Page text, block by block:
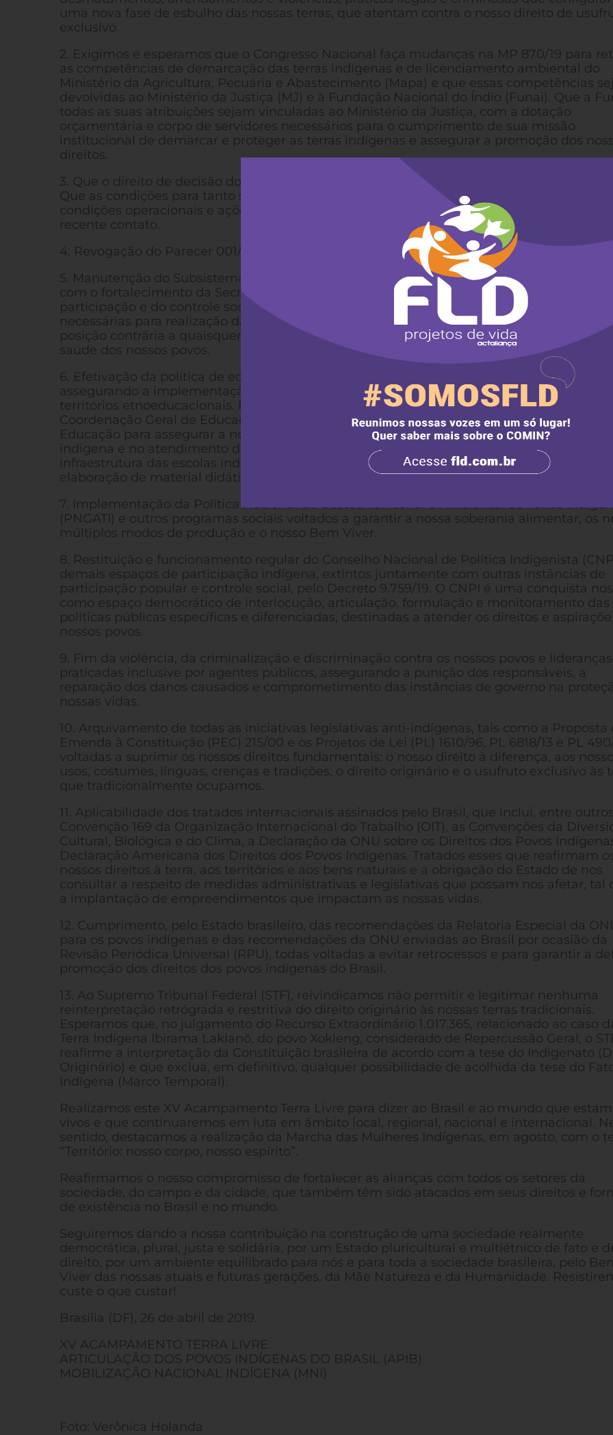
uma nova fase de esbulho das nossas terras, que atentam contra o nosso direito de
exclusivo.
2. Exigimos e esperamos que o Congresso Nacional faça mudanças na MP 870/19 para
as competências de demarcação das terras indígenas e de licenciamento ambiental do
Ministério da Agricultura, Pecuária e Abastecimento (Mapa) e que essas competências
devolvidas ao Ministério da Justiça (MJ) e à Fundação Nacional do Índio (Funai). Que a
todas as suas atribuições sejam vinculadas ao Ministério da Justiça, com a dotação
orçamentária e corpo de servidores necessários para o cumprimento de sua missão
institucional de demarcar e proteger as terras indígenas e assegurar a promoção dos
direitos.
3. Que o direito de decisão dos povos isolados de se manterem nessa condição seja
Que as condições para tanto sejam garantidas pelo Estado brasileiro com o reforço das
condições operacionais e ações de proteção aos territórios ocupados por povos isolados e
recente contato.
4. Revogação do Parecer 001/2017 da Advocacia Geral da União (AGU).
5. Manutenção do Subsistema de Saúde Indígena do SUS, que é de responsabilidade
com o fortalecimento da Secretaria Especial de Saúde Indígena (Sesai), a garantia da
participação e do controle social efetivo e autônomo dos nossos povos e as condições
necessárias para realização da VI Conferência Nacional de Saúde Indígena. Reiteramos a
posição contrária a quaisquer tentativas de municipalizar ou estadualizar o atendimento à
saúde dos nossos povos.
6. Efetivação da política de educação escolar indígena diferenciada e com qualidade,
assegurando a implementação das 25 propostas da segunda Conferência Nacional e dos
territórios etnoeducacionais. Recompor as condições e espaços institucionais, a exemplo
Coordenação Geral de Educação Escolar Indígena, na estrutura administrativa do
Educação para assegurar a nossa incidência na formulação da política de educação
indígena e no atendimento das nossas demandas que envolvem, por exemplo, a melhoria
infraestrutura das escolas indígenas, a formação e contratação dos professores indígenas,
elaboração de material didático diferenciado.
7. Implementação da Política Nacional de Gestão Territorial e Ambiental de Terras
(PNGATI) e outros programas sociais voltados a garantir a nossa soberania alimentar, os
múltiplos modos de produção e o nosso Bem Viver.
8. Restituição e funcionamento regular do Conselho Nacional de Política Indigenista
demais espaços de participação indígena, extintos juntamente com outras instâncias de
participação popular e controle social, pelo Decreto 9.759/19. O CNPI é uma conquista
como espaço democrático de interlocução, articulação, formulação e monitoramento das
políticas públicas específicas e diferenciadas, destinadas a atender os direitos e
nossos povos.
9. Fim da violência, da criminalização e discriminação contra os nossos povos e lideranças,
praticadas inclusive por agentes públicos, assegurando a punição dos responsáveis, a
reparação dos danos causados e comprometimento das instâncias de governo na
nossas vidas.
10. Arquivamento de todas as iniciativas legislativas anti-indígenas, tais como a Proposta
Emenda à Constituição (PEC) 215/00 e os Projetos de Lei (PL) 1610/96, PL 6818/13 e PL
voltadas a suprimir os nossos direitos fundamentais: o nosso direito à diferença, aos
usos, costumes, línguas, crenças e tradições, o direito originário e o usufruto exclusivo às
que tradicionalmente ocupamos.
11. Aplicabilidade dos tratados internacionais assinados pelo Brasil, que inclui, entre
Convenção 169 da Organização Internacional do Trabalho (OIT), as Convenções da
Cultural, Biológica e do Clima, a Declaração da ONU sobre os Direitos dos Povos
Declaração Americana dos Direitos dos Povos Indígenas. Tratados esses que reafirmam
nossos direitos à terra, aos territórios e aos bens naturais e a obrigação do Estado de nos
consultar a respeito de medidas administrativas e legislativas que possam nos afetar, tal
a implantação de empreendimentos que impactam as nossas vidas.
12. Cumprimento, pelo Estado brasileiro, das recomendações da Relatoria Especial da
para os povos indígenas e das recomendações da ONU enviadas ao Brasil por ocasião da
Revisão Periódica Universal (RPU), todas voltadas a evitar retrocessos e para garantir a
promoção dos direitos dos povos indígenas do Brasil.
13. Ao Supremo Tribunal Federal (STF), reivindicamos não permitir e legitimar nenhuma
reinterpretação retrógrada e restritiva do direito originário às nossas terras tradicionais.
Esperamos que, no julgamento do Recurso Extraordinário 1.017.365, relacionado ao caso
Terra Indígena Ibirama Laklanõ, do povo Xokleng, considerado de Repercussão Geral, o STF
reafirme a interpretação da Constituição brasileira de acordo com a tese do Indigenato
Originário) e que exclua, em definitivo, qualquer possibilidade de acolhida da tese do
Indígena (Marco Temporal).
Realizamos este XV Acampamento Terra Livre para dizer ao Brasil e ao mundo que
vivos e que continuaremos em luta em âmbito local, regional, nacional e internacional.
sentido, destacamos a realização da Marcha das Mulheres Indígenas, em agosto, com o
“Território: nosso corpo, nosso espírito”.
Reafirmamos o nosso compromisso de fortalecer as alianças com todos os setores da
sociedade, do campo e da cidade, que também têm sido atacados em seus direitos e
de existência no Brasil e no mundo.
Seguiremos dando a nossa contribuição na construção de uma sociedade realmente
democrática, plural, justa e solidária, por um Estado pluricultural e multiétnico de fato e
direito, por um ambiente equilibrado para nós e para toda a sociedade brasileira, pelo
Viver das nossas atuais e futuras gerações, da Mãe Natureza e da Humanidade.
custe o que custar!
Brasília (DF), 26 de abril de 2019.
XV ACAMPAMENTO TERRA LIVRE
ARTICULAÇÃO DOS POVOS INDÍGENAS DO BRASIL (APIB)
MOBILIZAÇÃO NACIONAL INDÍGENA (MNI)
Foto: Verônica Holanda